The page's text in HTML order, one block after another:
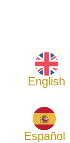
English
Español